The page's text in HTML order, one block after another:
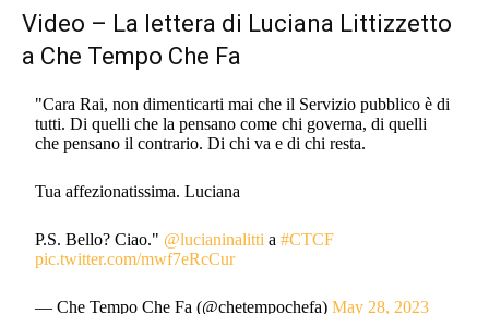
Video – La lettera di Luciana Littizzetto
a Che Tempo Che Fa
"Cara Rai, non dimenticarti mai che il Servizio pubblico è di
tutti. Di quelli che la pensano come chi governa, di quelli
che pensano il contrario. Di chi va e di chi resta.
Tua affezionatissima. Luciana
P.S. Bello? Ciao." @lucianinalitti a#CTCF
pic.twitter.com/mwf7eRcCur
— Che Tempo Che Fa (@chetempochefa)May 28, 2023